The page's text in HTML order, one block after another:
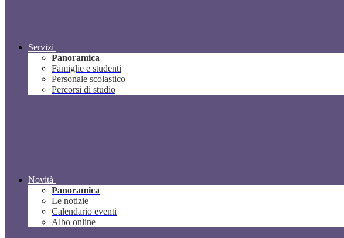
Servizi
Panoramica
Famiglie e studenti
Personale scolastico
Percorsi di studio
Novità
Panoramica
Le notizie
Calendario eventi
Albo online